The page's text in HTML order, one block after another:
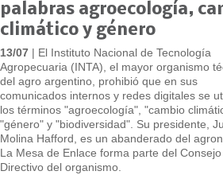
palabras agroecología,
climático y género
13/07 | El Instituto Nacional de Tecnología
Agropecuaria (INTA), el mayor organismo
del agro argentino, prohibió que en sus
comunicados internos y redes digitales se
los términos "agroecología", "cambio
"género" y "biodiversidad". Su presidente,
Molina Hafford, es un abanderado del
La Mesa de Enlace forma parte del Consejo
Directivo del organismo.